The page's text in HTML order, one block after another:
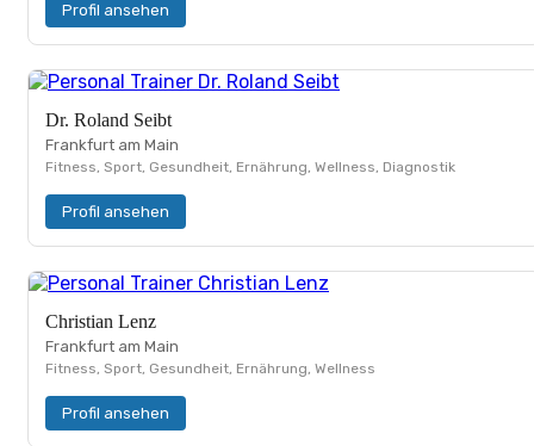
Profil ansehen
Dr. Roland Seibt
Frankfurt am Main
Fitness, Sport, Gesundheit, Ernährung, Wellness, Diagnostik
Profil ansehen
Christian Lenz
Frankfurt am Main
Fitness, Sport, Gesundheit, Ernährung, Wellness
Profil ansehen